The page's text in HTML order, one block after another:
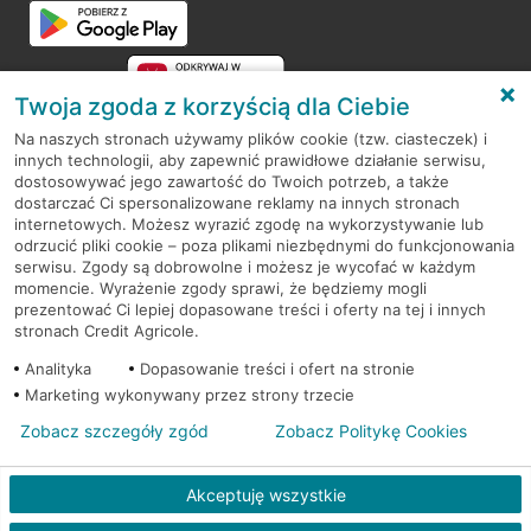
RODO
Regulamin serwisu
Mapa serwisu
PolitykaCookies
© 2026 Credit Agricole Bank Polska S.A. Wszelkie prawa zastrzeżone
Twoja zgoda z korzyścią dla Ciebie
Na naszych stronach używamy plików cookie (tzw. ciasteczek) i
innych technologii, aby zapewnić prawidłowe działanie serwisu,
dostosowywać jego zawartość do Twoich potrzeb, a także
dostarczać Ci spersonalizowane reklamy na innych stronach
internetowych. Możesz wyrazić zgodę na wykorzystywanie lub
odrzucić pliki cookie – poza plikami niezbędnymi do funkcjonowania
serwisu. Zgody są dobrowolne i możesz je wycofać w każdym
momencie. Wyrażenie zgody sprawi, że będziemy mogli
prezentować Ci lepiej dopasowane treści i oferty na tej i innych
stronach Credit Agricole.
Analityka
Dopasowanie treści i ofert na stronie
Marketing wykonywany przez strony trzecie
Akceptuję wszystkie
Zobacz szczegóły zgód Zobacz Politykę Cookies